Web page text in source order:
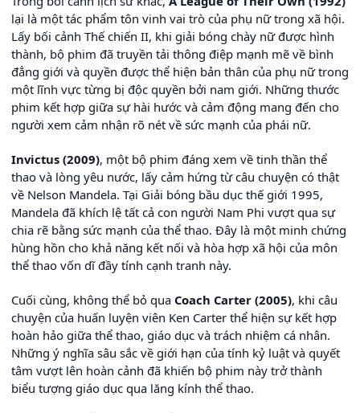
lại là một tác phẩm tôn vinh vai trò của phụ nữ trong xã hội.
Lấy bối cảnh Thế chiến II, khi giải bóng chày nữ được hình
thành, bộ phim đã truyền tải thông điệp mạnh mẽ về bình
đẳng giới và quyền được thể hiện bản thân của phụ nữ trong
một lĩnh vực từng bị độc quyền bởi nam giới. Những thước
phim kết hợp giữa sự hài hước và cảm động mang đến cho
người xem cảm nhận rõ nét về sức mạnh của phái nữ.
Invictus (2009), một bộ phim đáng xem về tinh thần thể
thao và lòng yêu nước, lấy cảm hứng từ câu chuyện có thật
về Nelson Mandela. Tại Giải bóng bầu dục thế giới 1995,
Mandela đã khích lệ tất cả con người Nam Phi vượt qua sự
chia rẽ bằng sức mạnh của thể thao. Đây là một minh chứng
hùng hồn cho khả năng kết nối và hòa hợp xã hội của môn
thể thao vốn dĩ đầy tính cạnh tranh này.
Cuối cùng, không thể bỏ qua Coach Carter (2005), khi câu
chuyện của huấn luyện viên Ken Carter thể hiện sự kết hợp
hoàn hảo giữa thể thao, giáo dục và trách nhiệm cá nhân.
Những ý nghĩa sâu sắc về giới hạn của tính kỷ luật và quyết
tâm vượt lên hoàn cảnh đã khiến bộ phim này trở thành
biểu tượng giáo dục qua lăng kính thể thao.